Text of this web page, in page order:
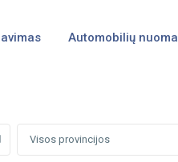
Automobilių nuoma
Visos provincijos